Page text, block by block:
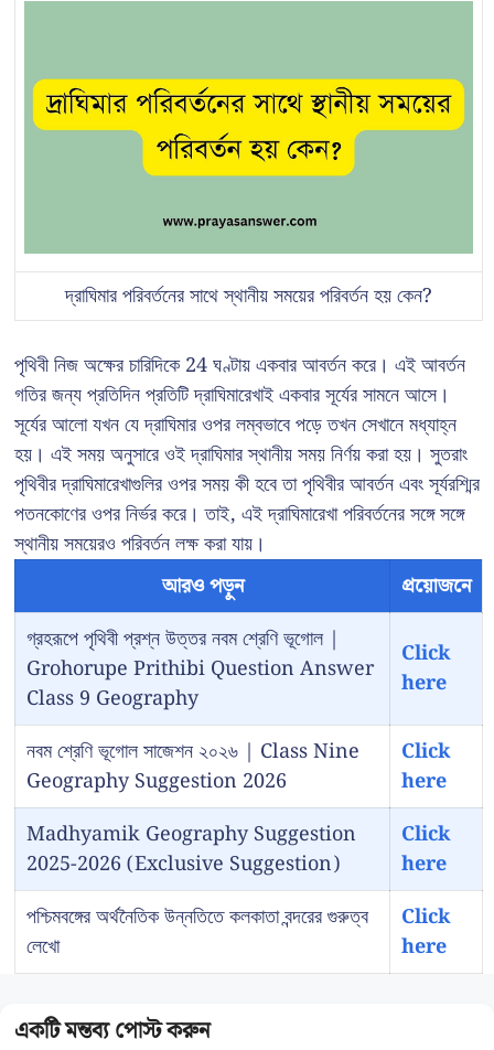
দ্রাঘিমার পরিবর্তনের সাথে স্থানীয় সময়ের পরিবর্তন হয় কেন?
পৃথিবী নিজ অক্ষের চারিদিকে 24 ঘণ্টায় একবার আবর্তন করে। এই আবর্তন
গতির জন্য প্রতিদিন প্রতিটি দ্রাঘিমারেখাই একবার সূর্যের সামনে আসে।
সূর্যের আলো যখন যে দ্রাঘিমার ওপর লম্বভাবে পড়ে তখন সেখানে মধ্যাহ্ন
হয়। এই সময় অনুসারে ওই দ্রাঘিমার স্থানীয় সময় নির্ণয় করা হয়। সুতরাং
পৃথিবীর দ্রাঘিমারেখাগুলির ওপর সময় কী হবে তা পৃথিবীর আবর্তন এবং সূর্যরশ্মির
পতনকোণের ওপর নির্ভর করে। তাই, এই দ্রাঘিমারেখা পরিবর্তনের সঙ্গে সঙ্গে
স্থানীয় সময়েরও পরিবর্তন লক্ষ করা যায়।
আরও পড়ুন
প্রয়োজনে
গ্রহরূপে পৃথিবী প্রশ্ন উত্তর নবম শ্রেণি ভূগোল |
Grohorupe Prithibi Question Answer
Class 9 Geography
Click
here
নবম শ্রেণি ভূগোল সাজেশন ২০২৬ | Class Nine
Geography Suggestion 2026
Click
here
Madhyamik Geography Suggestion
2025-2026 (Exclusive Suggestion)
Click
here
পশ্চিমবঙ্গের অর্থনৈতিক উন্নতিতে কলকাতা বন্দরের গুরুত্ব
লেখো
Click
here